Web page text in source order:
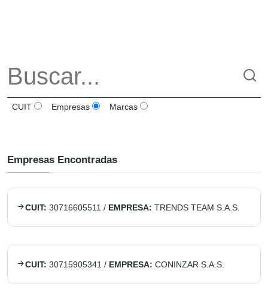
CUIT Empresas Marcas
Empresas Encontradas
CUIT: 30716605511 / EMPRESA: TRENDS TEAM S.A.S.
CUIT: 30715905341 / EMPRESA: CONINZAR S.A.S.